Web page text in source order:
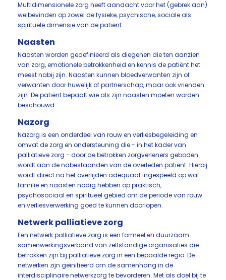
Multidimensionele zorg heeft aandacht voor het (gebrek aan)
welbevinden op zowel de fysieke, psychische, sociale als
spirituele dimensie van de patiënt.
Naasten
Naasten worden gedefinieerd als diegenen die ten aanzien
van zorg, emotionele betrokkenheid en kennis de patiënt het
meest nabij zijn. Naasten kunnen bloedverwanten zijn of
verwanten door huwelijk of partnerschap, maar ook vrienden
zijn. De patiënt bepaalt wie als zijn naasten moeten worden
beschouwd.
Nazorg
Nazorg is een onderdeel van rouw en verliesbegeleiding en
omvat de zorg en ondersteuning die - in het kader van
palliatieve zorg - door de betrokken zorgverleners geboden
wordt aan de nabestaanden van de overleden patiënt. Hierbij
wordt direct na het overlijden adequaat ingespeeld op wat
familie en naasten nodig hebben op praktisch,
psychosociaal en spiritueel gebied om de periode van rouw
en verliesverwerking goed te kunnen doorlopen.
Netwerk palliatieve zorg
Een netwerk palliatieve zorg is een formeel en duurzaam
samenwerkingsverband van zelfstandige organisaties die
betrokken zijn bij palliatieve zorg in een bepaalde regio. De
netwerken zijn geïnitieerd om de samenhang in de
interdisciplinaire netwerkzorg te bevorderen. Met als doel bij te